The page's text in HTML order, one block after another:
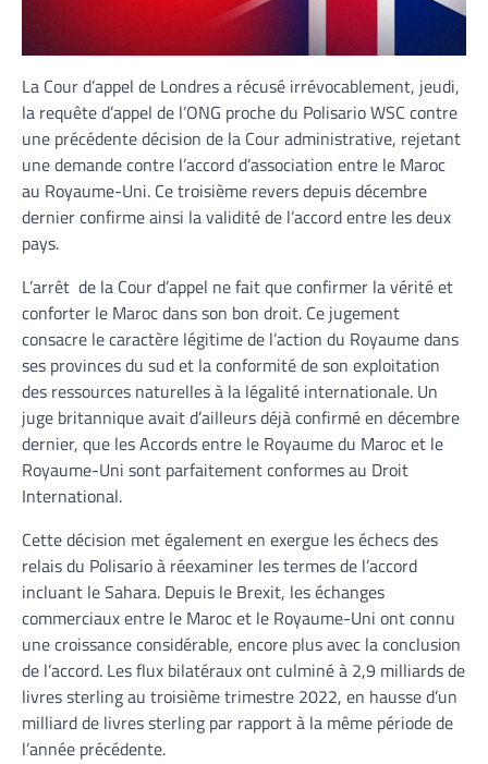
La Cour d’appel de Londres a récusé irrévocablement, jeudi,
la requête d’appel de l’ONG proche du Polisario WSC contre
une précédente décision de la Cour administrative, rejetant
une demande contre l’accord d’association entre le Maroc
au Royaume-Uni. Ce troisième revers depuis décembre
dernier confirme ainsi la validité de l’accord entre les deux
pays.
L’arrêt de la Cour d’appel ne fait que confirmer la vérité et
conforter le Maroc dans son bon droit. Ce jugement
consacre le caractère légitime de l’action du Royaume dans
ses provinces du sud et la conformité de son exploitation
des ressources naturelles à la légalité internationale. Un
juge britannique avait d’ailleurs déjà confirmé en décembre
dernier, que les Accords entre le Royaume du Maroc et le
Royaume-Uni sont parfaitement conformes au Droit
International.
Cette décision met également en exergue les échecs des
relais du Polisario à réexaminer les termes de l’accord
incluant le Sahara. Depuis le Brexit, les échanges
commerciaux entre le Maroc et le Royaume-Uni ont connu
une croissance considérable, encore plus avec la conclusion
de l’accord. Les flux bilatéraux ont culminé à 2,9 milliards de
livres sterling au troisième trimestre 2022, en hausse d’un
milliard de livres sterling par rapport à la même période de
l’année précédente.